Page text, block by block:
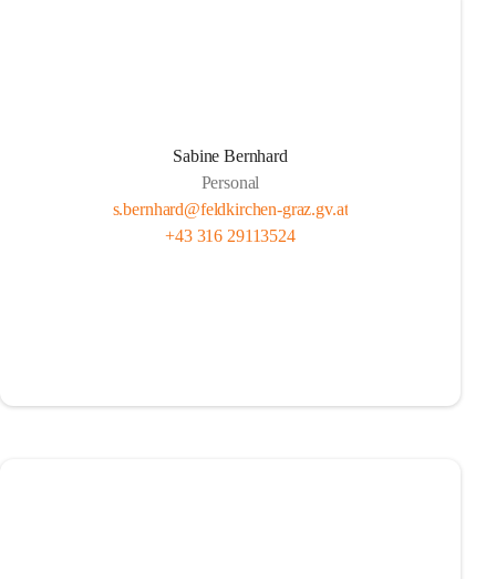
Sabine Bernhard
Personal
s.bernhard@feldkirchen-graz.gv.at
+43 316 29113524